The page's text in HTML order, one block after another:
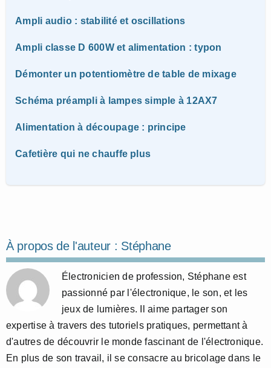
Ampli audio : stabilité et oscillations
Ampli classe D 600W et alimentation : typon
Démonter un potentiomètre de table de mixage
Schéma préampli à lampes simple à 12AX7
Alimentation à découpage : principe
Cafetière qui ne chauffe plus
À propos de l'auteur : Stéphane
Électronicien de profession, Stéphane est
passionné par l'électronique, le son, et les
jeux de lumières. Il aime partager son
expertise à travers des tutoriels pratiques, permettant à
d'autres de découvrir le monde fascinant de l'électronique.
En plus de son travail, il se consacre au bricolage dans le